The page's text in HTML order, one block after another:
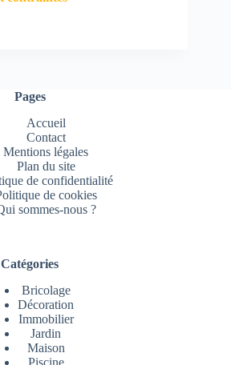
Pages
Accueil
Contact
Mentions légales
Plan du site
de confidentialité
de cookies
sommes-nous ?
Catégories
Bricolage
Décoration
Immobilier
Jardin
Maison